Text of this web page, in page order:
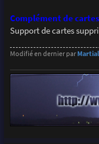
Complément de
Support de cartes
Modifié en dernier par Martial